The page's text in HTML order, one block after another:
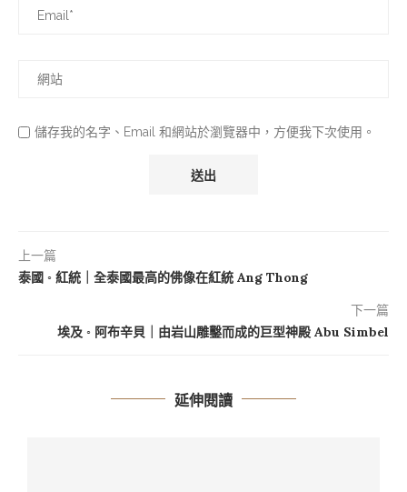
儲存我的名字、Email 和網站於瀏覽器中，方便我下次使用。
上一篇
泰國 ◦ 紅統｜全泰國最高的佛像在紅統 Ang Thong
下一篇
埃及 ◦ 阿布辛貝｜由岩山雕鑿而成的巨型神殿 Abu Simbel
延伸閱讀